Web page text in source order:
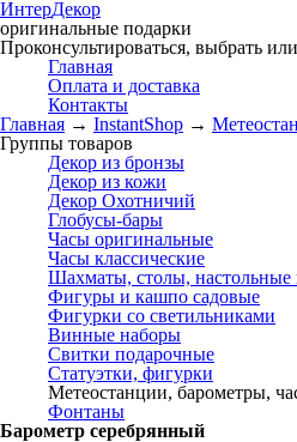
ИнтерДекор
оригинальные подарки
Проконсультироваться, выбрать
Главная
Оплата и доставка
Контакты
Главная → InstantShop →
Группы товаров
Декор из бронзы
Декор из кожи
Декор Охотничий
Глобусы-бары
Часы оригинальные
Часы классические
Шахматы, столы, настольные
Фигуры и кашпо садовые
Фигурки со светильниками
Винные наборы
Свитки подарочные
Статуэтки, фигурки
Метеостанции, барометры,
Фонтаны
Барометр серебрянный